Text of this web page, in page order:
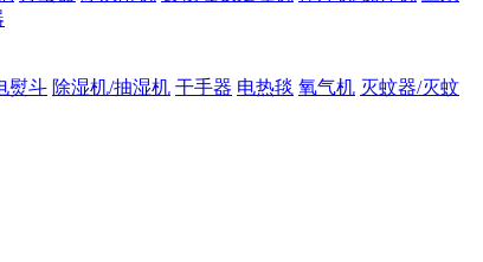
熨斗 除湿机/抽湿机 干手器 电热毯 氧气机 灭蚊器/灭蚊